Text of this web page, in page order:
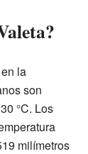
en la
son
°C. Los
milímetros